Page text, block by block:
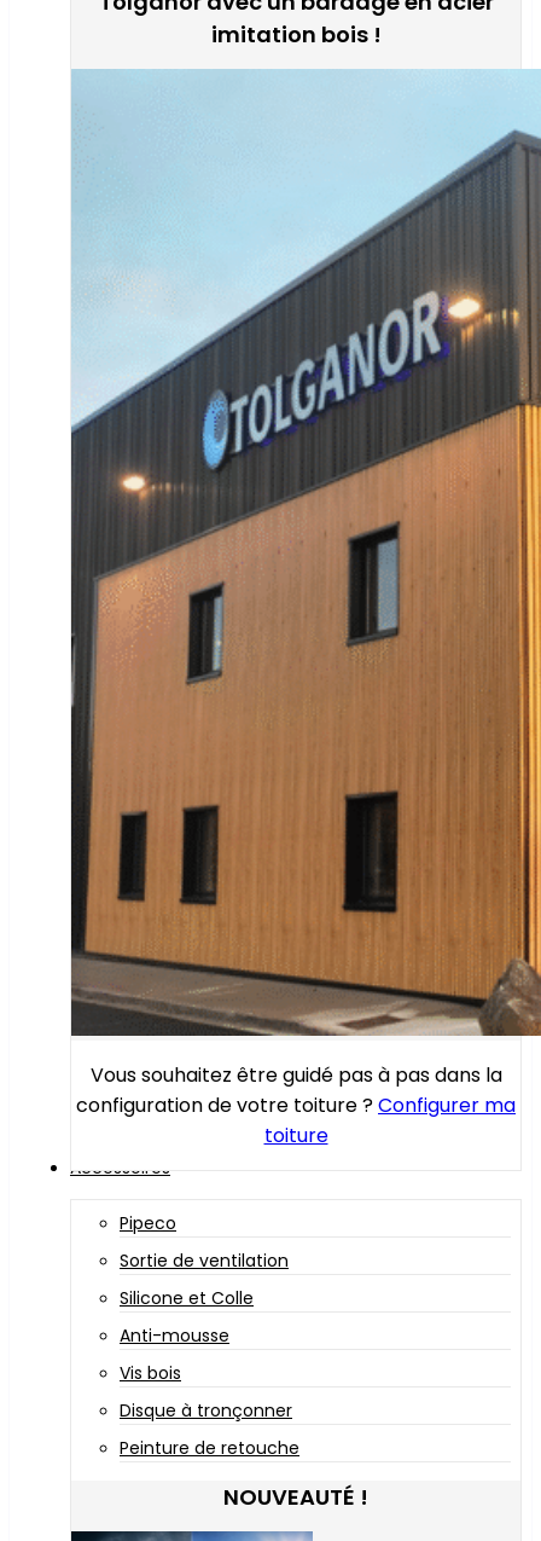
imitation bois !
Vous souhaitez être guidé pas à pas dans la
configuration de votre toiture ?Configurer ma
toiture
Accessoires
Pipeco
Sortie de ventilation
Silicone et Colle
Anti-mousse
Vis bois
Disque à tronçonner
Peinture de retouche
NOUVEAUTÉ !